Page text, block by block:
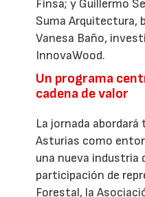
Finsa; y Guillermo
Suma Arquitectura,
Vanesa Baño,
InnovaWood.
Un programa
cadena de valor
La jornada abordará
Asturias como
una nueva industria
participación de
Forestal, la